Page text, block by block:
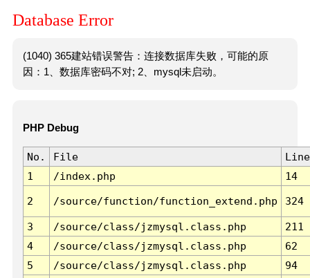
Database Error
(1040) 365建站错误警告：连接数据库失败，可能的原
因：1、数据库密码不对; 2、mysql未启动。
PHP Debug
No. File
Line
1
/index.php 14
2 /source/function/function_extend.php 324
3 /source/class/jzmysql.class.php
211
4
/source/class/jzmysql.class.php
62
5
/source/class/jzmysql.class.php
94